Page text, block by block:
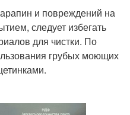
и повреждений на
следует избегать
для чистки. По
грубых моющих